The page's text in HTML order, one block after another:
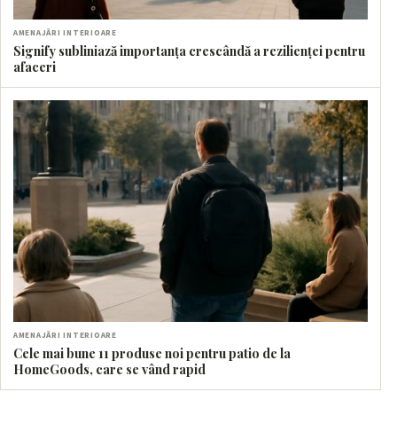
AMENAJĂRI INTERIOARE
Signify subliniază importanța crescândă a rezilienței pentru
afaceri
AMENAJĂRI INTERIOARE
Cele mai bune 11 produse noi pentru patio de la
HomeGoods, care se vând rapid